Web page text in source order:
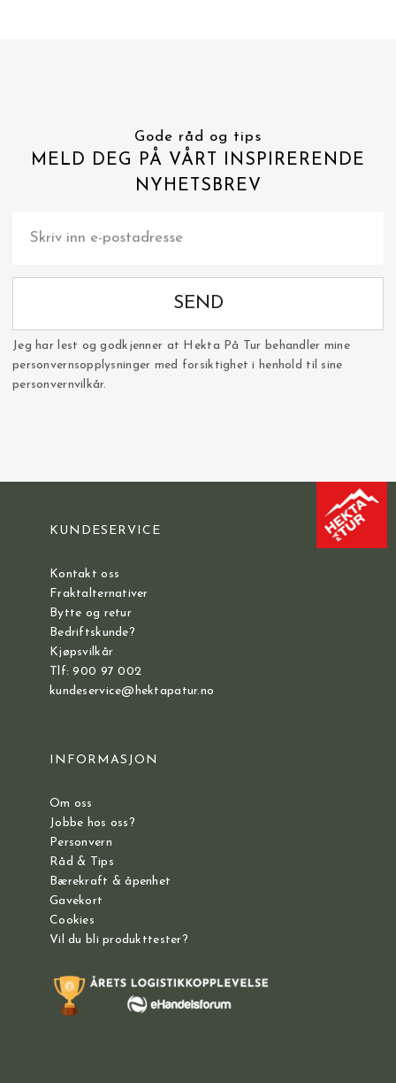
Gode råd og tips
MELD DEG PÅ VÅRT INSPIRERENDE
NYHETSBREV
SEND
Jeg har lest og godkjenner at Hekta På Tur behandler mine
personvernsopplysninger med forsiktighet i henhold til sine
personvernvilkår.
KUNDESERVICE
Kontakt oss
Fraktalternativer
Bytte og retur
Bedriftskunde?
Kjøpsvilkår
Tlf: 900 97 002
kundeservice@hektapatur.no
INFORMASJON
Om oss
Jobbe hos oss?
Personvern
Råd & Tips
Bærekraft & åpenhet
Gavekort
Cookies
Vil du bli produkttester?